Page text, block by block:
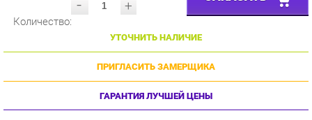
УТОЧНИТЬ НАЛИЧИЕ
ПРИГЛАСИТЬ ЗАМЕРЩИКА
ГАРАНТИЯ ЛУЧШЕЙ ЦЕНЫ
Доставкапог. Екатеринбурги до ТК -бесплатна.